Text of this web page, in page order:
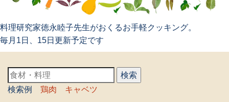
料理研究家徳永睦子先生がおくるお手軽クッキング。
毎月1日、15日更新予定です
検索例 鶏肉 キャベツ